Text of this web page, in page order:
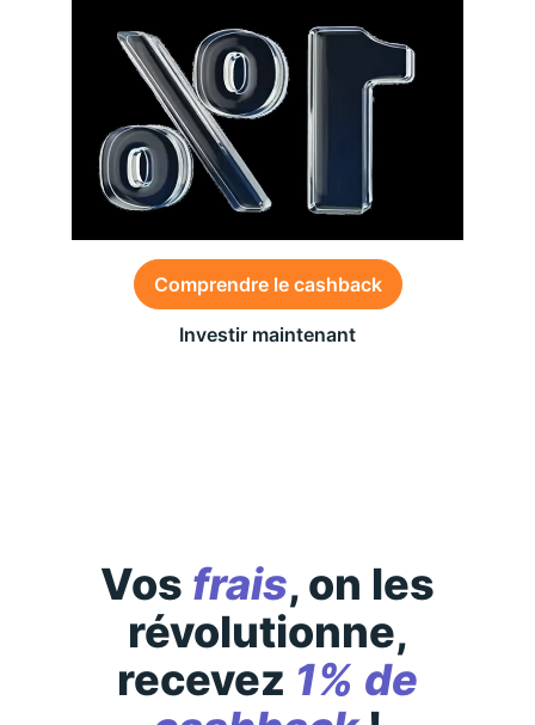
Comprendre le cashback
Investir maintenant
Vos frais, on les
révolutionne,
recevez 1% de